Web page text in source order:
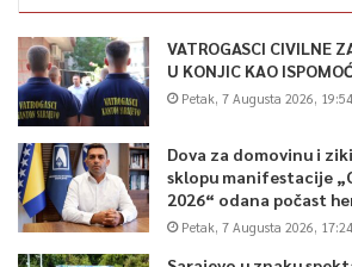
–Te inicijative generalno ukoliko ih
dokument ili kroz budžet vidjećete ustvari
mogućnosti da se realizuju. Nažalost sve
djelujemo post festumom– dodaje Bandić.
Među inicijativama koje su se mogle
sjednici skupštine je i ona koja se tiče
vanredne kontrole svih zaštitarskih
Kantona Sarajevo. Podnijela je
VATROGASCI CIVILNE
U KONJIC KAO
Petak, 7 Augusta 2026, 19:54
Dova za domovinu i
sklopu manifestacije
2026“ odana počast
Petak, 7 Augusta 2026, 17:24